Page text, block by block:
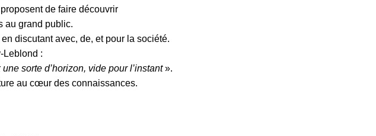
de faire découvrir
au grand public.
discutant avec, de, et pour la société.
Leblond :
sorte d’horizon, vide pour l’instant».
au cœur des connaissances.